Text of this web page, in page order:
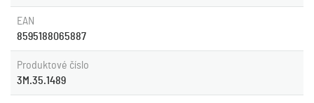
EAN
8595188065887
Produktové číslo
3M.35.1489